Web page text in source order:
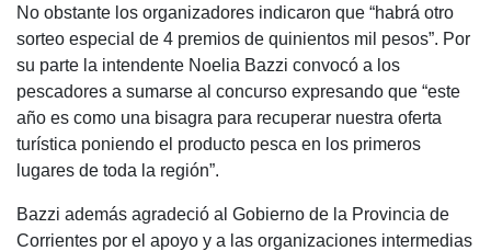
No obstante los organizadores indicaron que “habrá otro
sorteo especial de 4 premios de quinientos mil pesos”. Por
su parte la intendente Noelia Bazzi convocó a los
pescadores a sumarse al concurso expresando que “este
año es como una bisagra para recuperar nuestra oferta
turística poniendo el producto pesca en los primeros
lugares de toda la región”.
Bazzi además agradeció al Gobierno de la Provincia de
Corrientes por el apoyo y a las organizaciones intermedias